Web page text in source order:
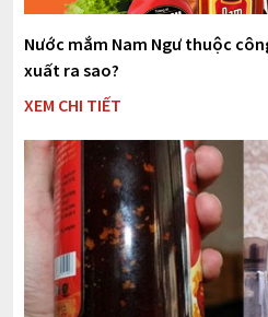
Nước mắm Nam Ngư thuộc
xuất ra sao?
XEM CHI TIẾT